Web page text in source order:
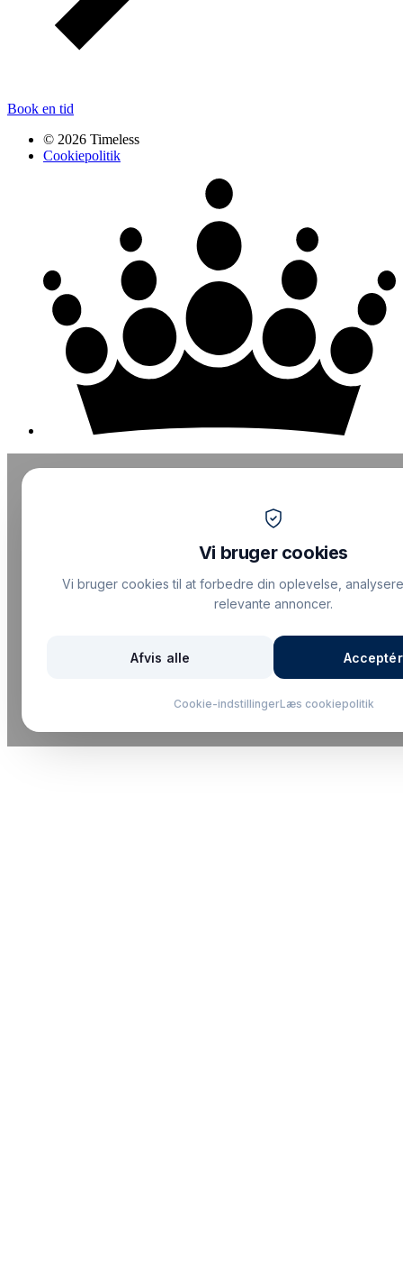
Book en tid
© 2026 Timeless
Cookiepolitik